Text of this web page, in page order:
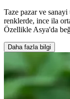
Taze pazar ve
renklerde, ince ila
Özellikle Asya'da
Daha fazla bilgi